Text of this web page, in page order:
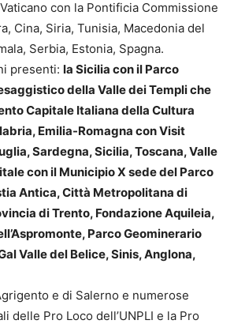
con la Pontificia Commissione
Cina, Siria, Tunisia, Macedonia del
Serbia, Estonia, Spagna.
presenti: la Sicilia con il Parco
della Valle dei Templi che
Capitale Italiana della Cultura
Emilia-Romagna con Visit
Sardegna, Sicilia, Toscana, Valle
con il Municipio X sede del Parco
Antica, Città Metropolitana di
di Trento, Fondazione Aquileia,
Parco Geominerario
Valle del Belice, Sinis, Anglona,
e di Salerno e numerose
delle Pro Loco dell’UNPLI e la Pro